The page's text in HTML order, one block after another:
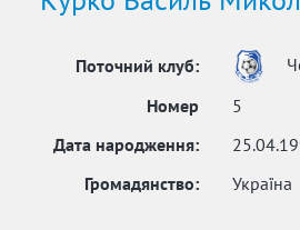
Поточний клуб:
Номер
5
Дата народження:
Громадянство:
Україна